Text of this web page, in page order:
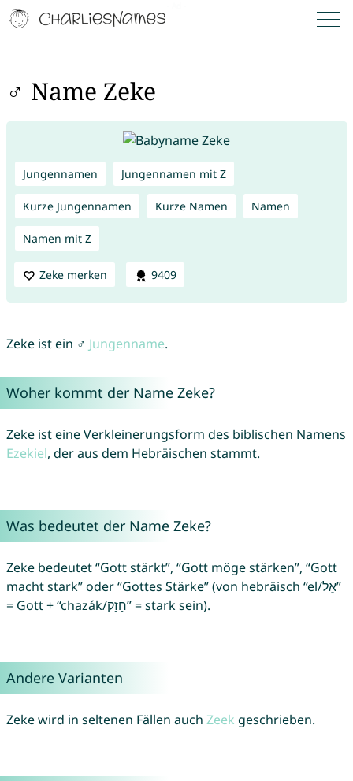
♂ Name Zeke
Jungennamen Jungennamen mit Z
Kurze Jungennamen Kurze Namen Namen
Namen mit Z
Zeke merken 9409
Zeke ist ein ♂ Jungenname.
Woher kommt der Name Zeke?
Zeke ist eine Verkleinerungsform des biblischen Namens
Ezekiel, der aus dem Hebräischen stammt.
Was bedeutet der Name Zeke?
Zeke bedeutet “Gott stärkt”, “Gott möge stärken”, “Gott
macht stark” oder “Gottes Stärke” (von hebräisch “el/אֵל”
= Gott + “chazák/חָזָק” = stark sein).
Andere Varianten
Zeke wird in seltenen Fällen auch Zeek geschrieben.